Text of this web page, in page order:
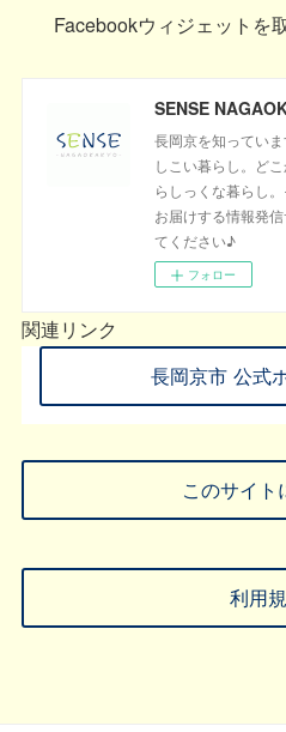
Facebookウィジェットを
長岡京を知ってい
しこい暮らし。ど
らしっくな暮らし
お届けする情報発
てください♪
フォロー
関連リンク
長岡京市 公式
このサイト
利用